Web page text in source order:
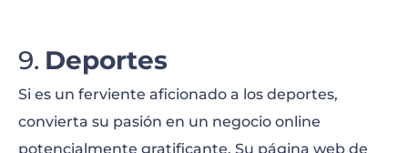
Deportes
Si es un ferviente aficionado a los deportes,
convierta su pasión en un negocio online
potencialmente gratificante. Su página web de